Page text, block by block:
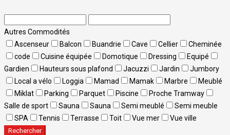
Autres Commodités
Ascenseur
Balcon Buandrie Cave Cellier
Cheminée
code
Cuisine équipée Domotique Dressing
Equipé
Gardien
Hauteurs sous plafond Jacuzzi Jardin
Jumbory
Local a vélo
Loggia Mamad Mamak Marbre
Meublé
Miklat
Parking Parquet Piscine
Proche Tramway
Salle de sport
Sauna Sauna Semi meublé
Semi meuble
SPA
Tennis Terrasse Toit Vue mer Vue ville
Rechercher